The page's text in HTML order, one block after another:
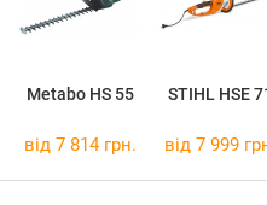
Metabo HS 55 STIHL HSE
від 7 814 грн. від 7 999